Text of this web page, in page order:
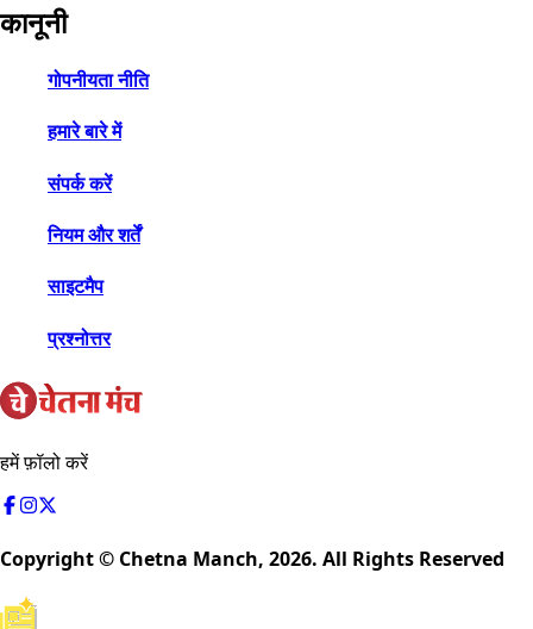
कानूनी
गोपनीयता नीति
हमारे बारे में
संपर्क करें
नियम और शर्तें
साइटमैप
प्रश्नोत्तर
हमें फ़ॉलो करें
Copyright © Chetna Manch, 2026. All Rights Reserved